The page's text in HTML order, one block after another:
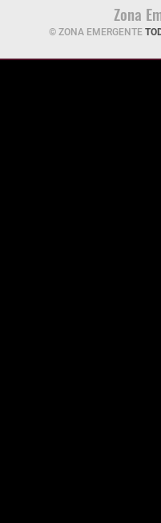
Zona
© ZONA EMERGENTE